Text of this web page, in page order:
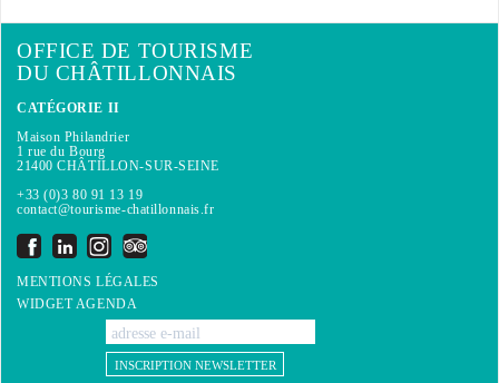
OFFICE DE TOURISME
DU CHÂTILLONNAIS
CATÉGORIE II
Maison Philandrier
1 rue du Bourg
21400 CHÂTILLON-SUR-SEINE
+33 (0)3 80 91 13 19
contact@tourisme-chatillonnais.fr
MENTIONS LÉGALES
WIDGET AGENDA
INSCRIPTION NEWSLETTER